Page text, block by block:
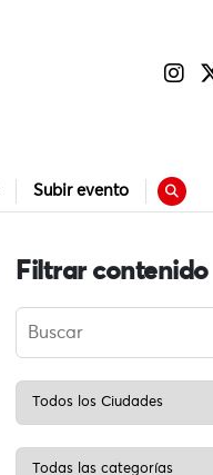
Subir evento
Filtrar contenido